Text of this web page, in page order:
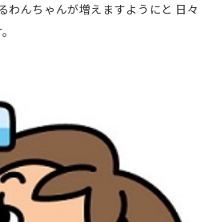
わんちゃんが増えますようにと 日々